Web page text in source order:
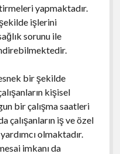
yapmaktadır.
işlerini
sorunu ile
bir şekilde
kişisel
bir çalışma saatleri
çalışanların iş ve özel
olmaktadır.
imkanı da